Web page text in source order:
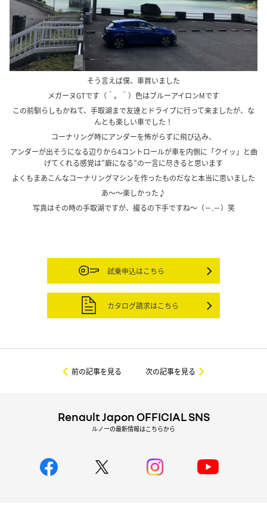
そう言えば僕、車買いました
メガーヌGTです（＾。＾）色はブルーアイロンMです
この前馴らしもかねて、手取湖まで友達とドライブに行って来ましたが、な
んとも楽しい車でした！
コーナリング時にアンダーを怖がらずに飛び込み、
アンダーが出そうになる辺りから4コントロールが車を内側に「クイッ」と曲
げてくれる感覚は”癖になる”の一言に尽きると思います
よくもまあこんなコーナリングマシンを作ったものだなと本当に思いました
あ～～楽しかった♪
写真はその時の手取湖ですが、撮るの下手ですね～（－.－）笑
試乗申込はこちら
カタログ請求はこちら
前の記事を見る 次の記事を見る
Renault Japon OFFICIAL SNS
ルノーの最新情報はこちらから